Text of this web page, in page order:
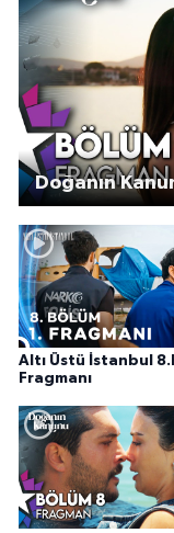
Doğanın
Altı Üstü İstanbul
Fragmanı